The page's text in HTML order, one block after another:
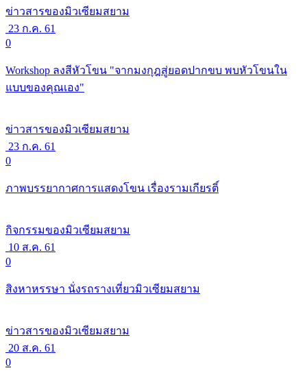
ข่าวสารของมิวเซียมสยาม
23 ก.ค. 61
0
Workshop ลงสีหัวโขน "จากมงกุฎสู่ยอดปากขบ พบหัวโขนใน
แบบของคุณเอง"
ข่าวสารของมิวเซียมสยาม
23 ก.ค. 61
0
ภาพบรรยากาศการแสดงโขน เรื่องรามเกียรติ์
กิจกรรมของมิวเซียมสยาม
10 ส.ค. 61
0
สิงหาหรรษา นั่งรถรางเที่ยวมิวเซียมสยาม
ข่าวสารของมิวเซียมสยาม
20 ส.ค. 61
0